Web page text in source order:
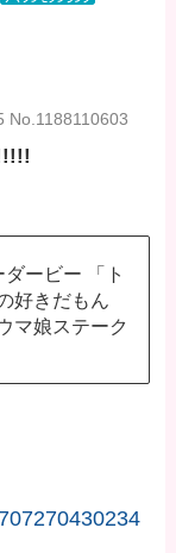
No.1188110603
ービー 「ト
好きだもん
マ娘ステーク